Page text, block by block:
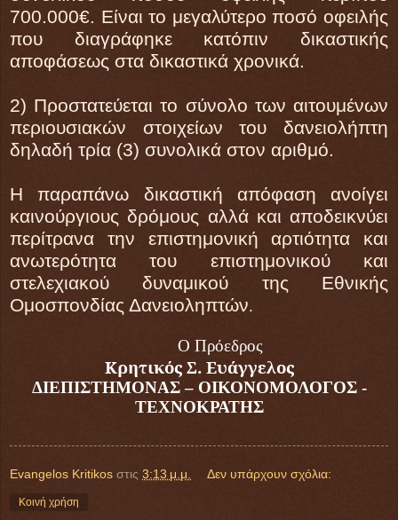
700.000€. Είναι το μεγαλύτερο ποσό οφειλής
που διαγράφηκε κατόπιν δικαστικής
αποφάσεως στα δικαστικά χρονικά.
2) Προστατεύεται το σύνολο των αιτουμένων
περιουσιακών στοιχείων του δανειολήπτη
δηλαδή τρία (3) συνολικά στον αριθμό.
Η παραπάνω δικαστική απόφαση ανοίγει
καινούργιους δρόμους αλλά και αποδεικνύει
περίτρανα την επιστημονική αρτιότητα και
ανωτερότητα του επιστημονικού και
στελεχιακού δυναμικού της Εθνικής
Ομοσπονδίας Δανειοληπτών.
Ο Πρόεδρος
Κρητικός Σ. Ευάγγελος
ΔΙΕΠΙΣΤΗΜΟΝΑΣ – ΟΙΚΟΝΟΜΟΛΟΓΟΣ -
ΤΕΧΝΟΚΡΑΤΗΣ
Evangelos Kritikos στις 3:13 μ.μ. Δεν υπάρχουν σχόλια:
Κοινή χρήση